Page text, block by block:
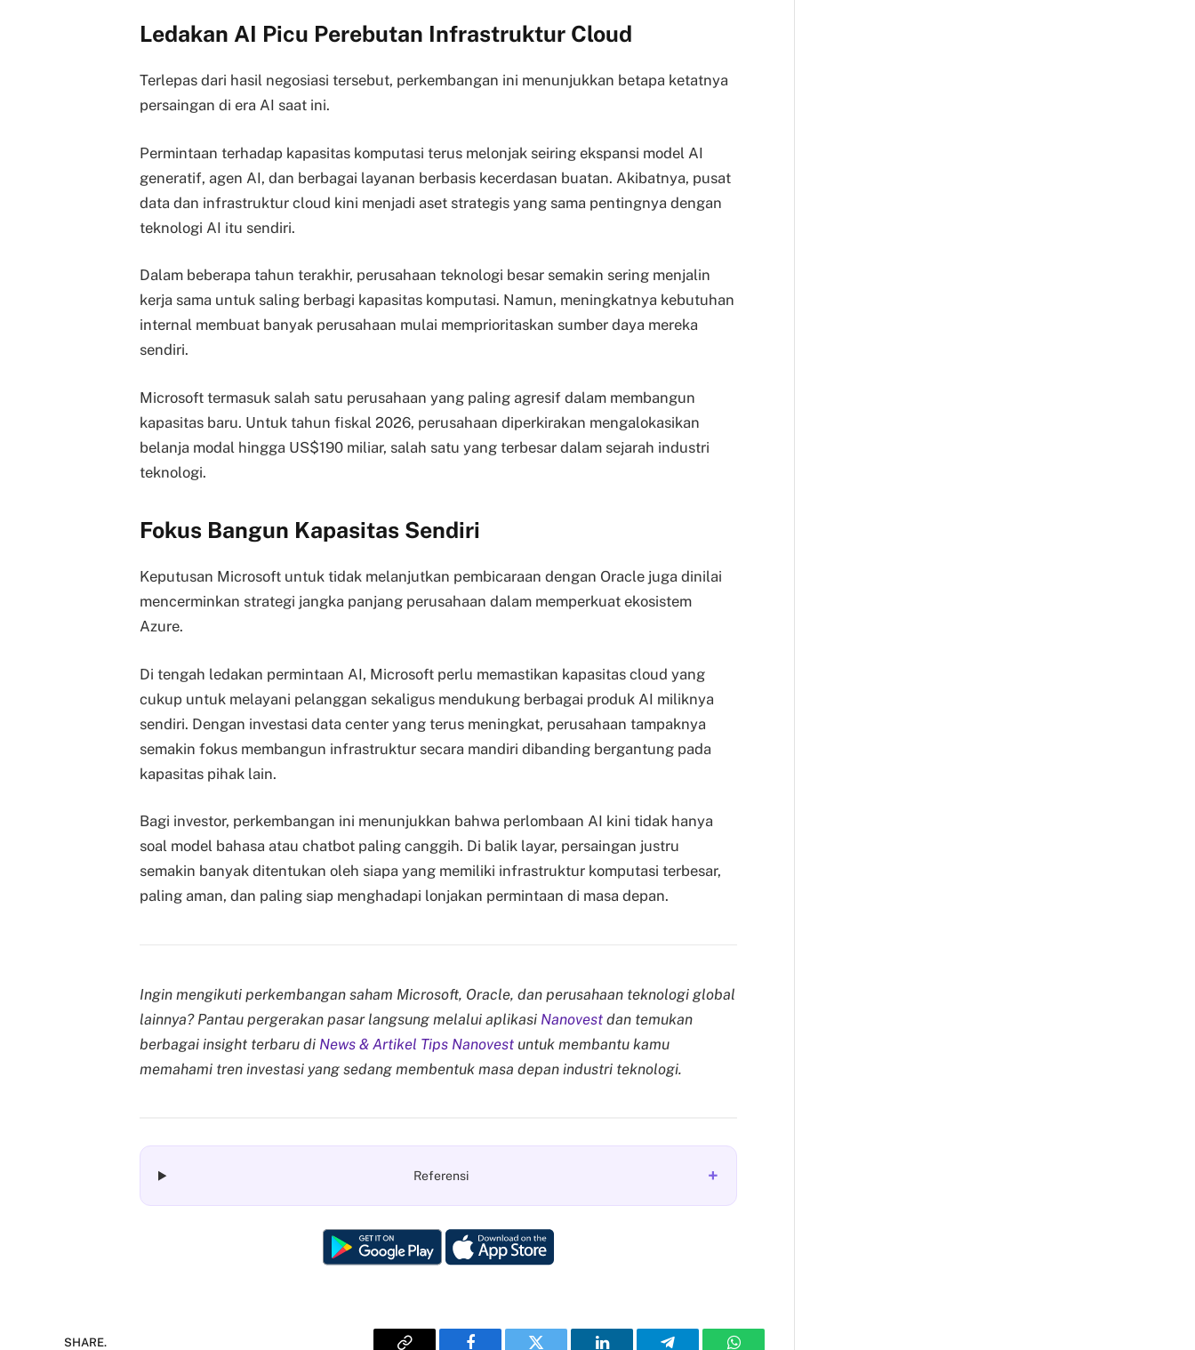
Ledakan AI Picu Perebutan Infrastruktur Cloud
Terlepas dari hasil negosiasi tersebut, perkembangan ini menunjukkan betapa ketatnya
persaingan di era AI saat ini.
Permintaan terhadap kapasitas komputasi terus melonjak seiring ekspansi model AI
generatif, agen AI, dan berbagai layanan berbasis kecerdasan buatan. Akibatnya, pusat
data dan infrastruktur cloud kini menjadi aset strategis yang sama pentingnya dengan
teknologi AI itu sendiri.
Dalam beberapa tahun terakhir, perusahaan teknologi besar semakin sering menjalin
kerja sama untuk saling berbagi kapasitas komputasi. Namun, meningkatnya kebutuhan
internal membuat banyak perusahaan mulai memprioritaskan sumber daya mereka
sendiri.
Microsoft termasuk salah satu perusahaan yang paling agresif dalam membangun
kapasitas baru. Untuk tahun fiskal 2026, perusahaan diperkirakan mengalokasikan
belanja modal hingga US$190 miliar, salah satu yang terbesar dalam sejarah industri
teknologi.
Fokus Bangun Kapasitas Sendiri
Keputusan Microsoft untuk tidak melanjutkan pembicaraan dengan Oracle juga dinilai
mencerminkan strategi jangka panjang perusahaan dalam memperkuat ekosistem
Azure.
Di tengah ledakan permintaan AI, Microsoft perlu memastikan kapasitas cloud yang
cukup untuk melayani pelanggan sekaligus mendukung berbagai produk AI miliknya
sendiri. Dengan investasi data center yang terus meningkat, perusahaan tampaknya
semakin fokus membangun infrastruktur secara mandiri dibanding bergantung pada
kapasitas pihak lain.
Bagi investor, perkembangan ini menunjukkan bahwa perlombaan AI kini tidak hanya
soal model bahasa atau chatbot paling canggih. Di balik layar, persaingan justru
semakin banyak ditentukan oleh siapa yang memiliki infrastruktur komputasi terbesar,
paling aman, dan paling siap menghadapi lonjakan permintaan di masa depan.
Ingin mengikuti perkembangan saham Microsoft, Oracle, dan perusahaan teknologi global
lainnya? Pantau pergerakan pasar langsung melalui aplikasi Nanovest dan temukan
berbagai insight terbaru di News & Artikel Tips Nanovest untuk membantu kamu
memahami tren investasi yang sedang membentuk masa depan industri teknologi.
Referensi +
SHARE.